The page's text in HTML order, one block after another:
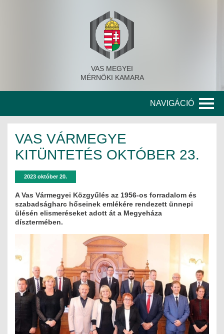
VAS MEGYEI
MÉRNÖKI KAMARA
NAVIGÁCIÓ
A KAMARA TÖRTÉNETE
SZERVEZETI FELÉPÍTÉS
KITÜNTETETT MÉRNÖKÖK
KORÁBBI TISZTSÉGVISELŐK
MŰKÖDÉS
JOGOSULTSÁGOK
IGAZGATÁSI, SZOLGÁLTATÁSI DÍJAK
SZABÁLYZATOK
VAS VÁRMEGYE
KITÜNTETÉS OKTÓBER 23.
2023 október 20.
A Vas Vármegyei Közgyűlés az 1956-os forradalom és
szabadságharc hőseinek emlékére rendezett ünnepi
ülésén elismeréseket adott át a Megyeháza
dísztermében.